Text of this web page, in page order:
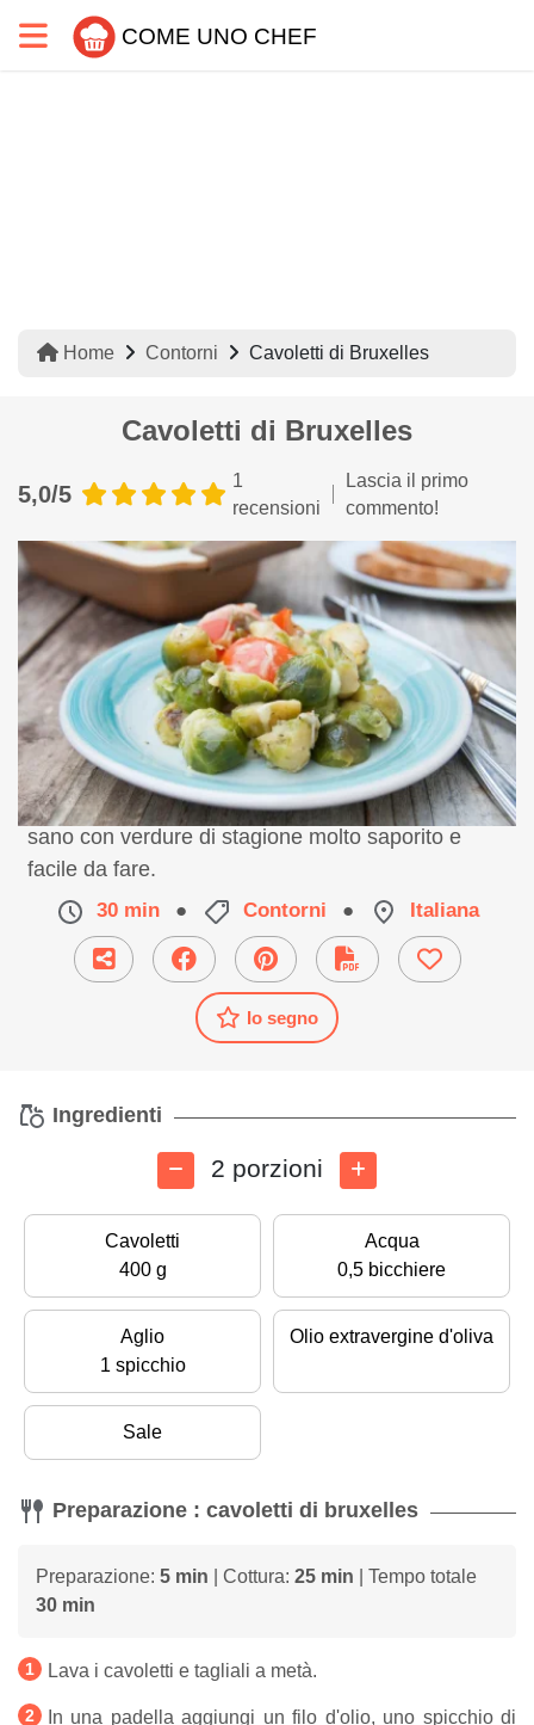
COME UNO CHEF
Home Contorni Cavoletti di Bruxelles
Cavoletti di Bruxelles
5,0/5
1
recensioni
Lascia il primo
commento!
Ricetta facile di cavoletti di Bruxelles. Un contorno
sano con verdure di stagione molto saporito e
facile da fare.
30 min ● Contorni ● Italiana
Io segno
Ingredienti
2 porzioni
Cavoletti
400 g
Acqua
0,5 bicchiere
Aglio
1 spicchio
Olio extravergine d'oliva
Sale
Preparazione : cavoletti di bruxelles
Preparazione: 5 min | Cottura: 25 min | Tempo totale
30 min
Lava i cavoletti e tagliali a metà.
In una padella aggiungi un filo d'olio, uno spicchio di